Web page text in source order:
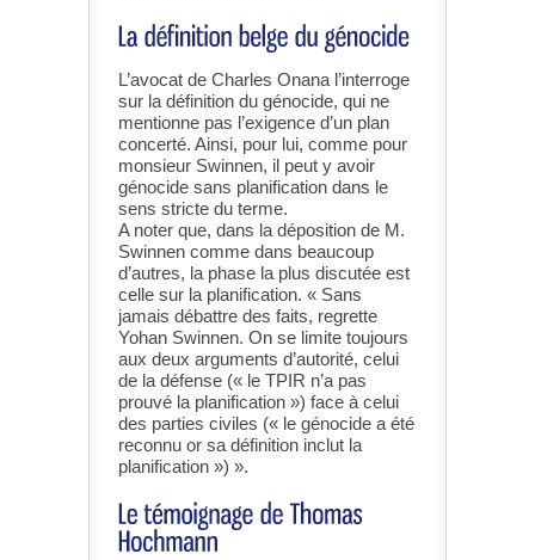
L’avocat de Charles Onana l’interroge
sur la définition du génocide, qui ne
mentionne pas l’exigence d’un plan
concerté. Ainsi, pour lui, comme pour
monsieur Swinnen, il peut y avoir
génocide sans planification dans le
sens stricte du terme.
A noter que, dans la déposition de M.
Swinnen comme dans beaucoup
d’autres, la phase la plus discutée est
celle sur la planification. « Sans
jamais débattre des faits, regrette
Yohan Swinnen. On se limite toujours
aux deux arguments d’autorité, celui
de la défense (« le TPIR n’a pas
prouvé la planification ») face à celui
des parties civiles (« le génocide a été
reconnu or sa définition inclut la
planification ») ».